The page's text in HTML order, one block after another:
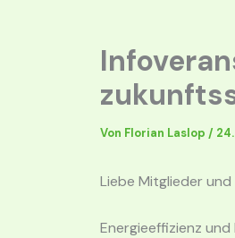
Von Florian Laslop /
Liebe Mitglieder
Energieeffizienz